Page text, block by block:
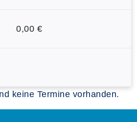
0,00 €
keine Termine vorhanden.